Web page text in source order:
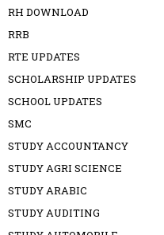
RH DOWNLOAD
RRB
RTE UPDATES
SCHOLARSHIP UPDATES
SCHOOL UPDATES
SMC
STUDY ACCOUNTANCY
STUDY AGRI SCIENCE
STUDY ARABIC
STUDY AUDITING